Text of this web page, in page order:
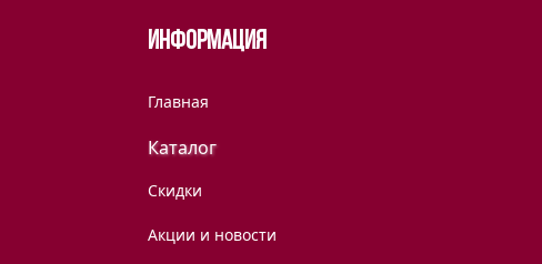
Информация
Главная
Каталог
Скидки
Акции и новости